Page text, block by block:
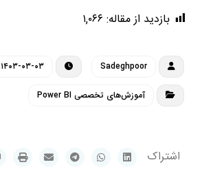
بازدید از مقاله: ۱,۰۶۶
Sadeghpoor ۱۴۰۳-۰۳-۰۳
آموزش‌های تخصصی Power BI